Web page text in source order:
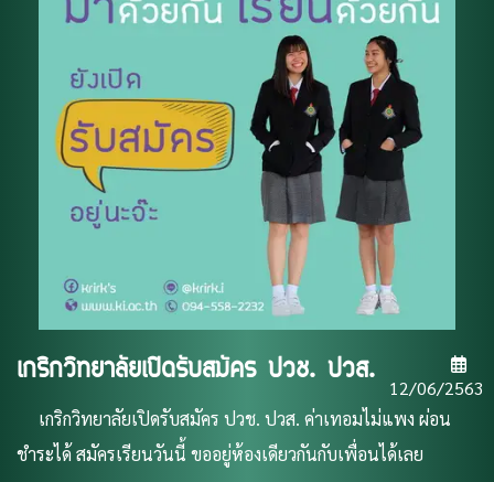
เกริกวิทยาลัยเปิดรับสมัคร ปวช. ปวส.
12/06/2563
เกริกวิทยาลัยเปิดรับสมัคร ปวช. ปวส. ค่าเทอมไม่แพง ผ่อน
ชำระได้ สมัครเรียนวันนี้ ขออยู่ห้องเดียวกันกับเพื่อนได้เลย